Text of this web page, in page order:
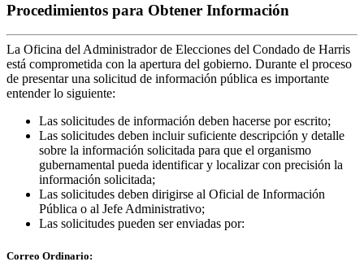
Procedimientos para Obtener Información
La Oficina del Administrador de Elecciones del Condado de Harris
está comprometida con la apertura del gobierno. Durante el proceso
de presentar una solicitud de información pública es importante
entender lo siguiente:
Las solicitudes de información deben hacerse por escrito;
Las solicitudes deben incluir suficiente descripción y detalle
sobre la información solicitada para que el organismo
gubernamental pueda identificar y localizar con precisión la
información solicitada;
Las solicitudes deben dirigirse al Oficial de Información
Pública o al Jefe Administrativo;
Las solicitudes pueden ser enviadas por:
Correo Ordinario: